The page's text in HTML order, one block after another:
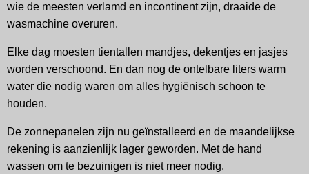
wie de meesten verlamd en incontinent zijn, draaide de
wasmachine overuren.
Elke dag moesten tientallen mandjes, dekentjes en jasjes
worden verschoond. En dan nog de ontelbare liters warm
water die nodig waren om alles hygiënisch schoon te
houden.
De zonnepanelen zijn nu geïnstalleerd en de maandelijkse
rekening is aanzienlijk lager geworden. Met de hand
wassen om te bezuinigen is niet meer nodig.